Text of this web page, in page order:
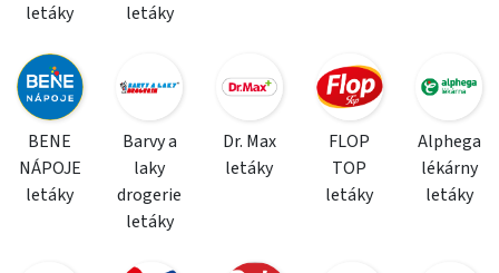
letáky
letáky
BENE
NÁPOJE
letáky
Barvy a
laky
drogerie
letáky
Dr. Max
letáky
FLOP
TOP
letáky
Alphega
lékárny
letáky